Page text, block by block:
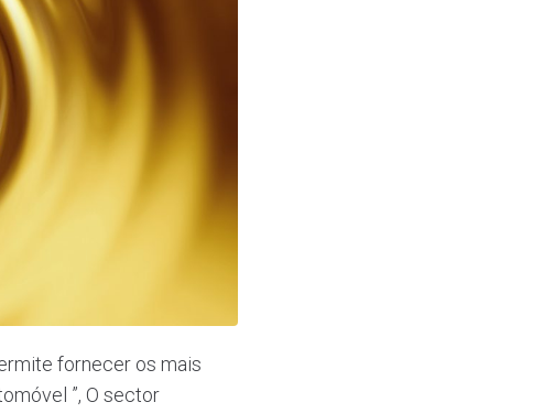
fornecer os mais
”, O sector